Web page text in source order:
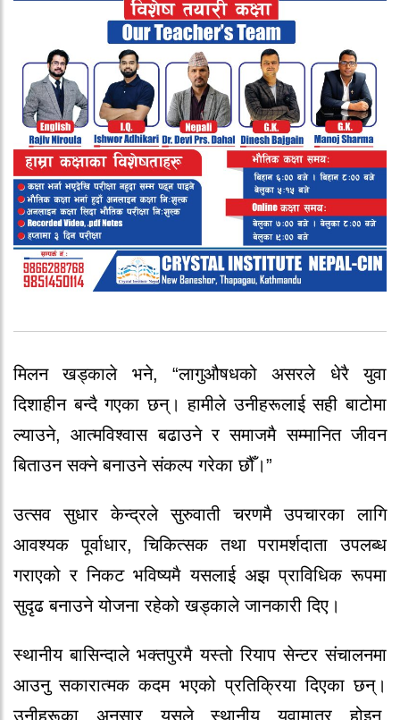
मिलन खड्काले भने, “लागुऔषधको असरले धेरै युवा
दिशाहीन बन्दै गएका छन्। हामीले उनीहरूलाई सही बाटोमा
ल्याउने, आत्मविश्वास बढाउने र समाजमै सम्मानित जीवन
बिताउन सक्ने बनाउने संकल्प गरेका छौँ।”
उत्सव सुधार केन्द्रले सुरुवाती चरणमै उपचारका लागि
आवश्यक पूर्वाधार, चिकित्सक तथा परामर्शदाता उपलब्ध
गराएको र निकट भविष्यमै यसलाई अझ प्राविधिक रूपमा
सुदृढ बनाउने योजना रहेको खड्काले जानकारी दिए।
स्थानीय बासिन्दाले भक्तपुरमै यस्तो रियाप सेन्टर संचालनमा
आउनु सकारात्मक कदम भएको प्रतिक्रिया दिएका छन्।
उनीहरूका अनुसार यसले स्थानीय युवामात्र होइन,